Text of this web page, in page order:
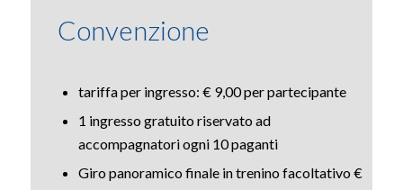
Convenzione
tariffa per ingresso: € 9,00 per partecipante
1 ingresso gratuito riservato ad
accompagnatori ogni 10 paganti
Giro panoramico finale in trenino facoltativo €